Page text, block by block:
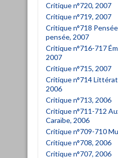
Critique n°720, 2007
Critique n°719, 2007
Critique n°718
pensée, 2007
Critique n°716-717
2007
Critique n°715, 2007
Critique n°714
2006
Critique n°713, 2006
Critique n°711-712
Caraïbe, 2006
Critique n°709-710
Critique n°708, 2006
Critique n°707, 2006